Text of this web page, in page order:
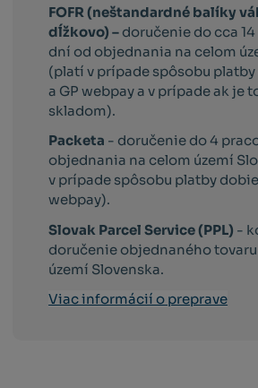
FOFR (neštandardné balíky
dĺžkovo) – doručenie do cca
dní od objednania na celom
(platí v prípade spôsobu
a GP webpay a v prípade ak je
skladom).
Packeta - doručenie do 4
objednania na celom území
v prípade spôsobu platby
webpay).
Slovak Parcel Service (PPL) -
doručenie objednaného
území Slovenska.
Viac informácií o preprave